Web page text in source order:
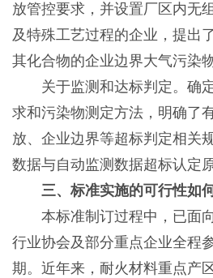
放管控要求，并设置厂区内无
及特殊工艺过程的企业，提出
其化合物的企业边界大气污染
关于监测和达标判定。确
求和污染物测定方法，明确了
放、企业边界等超标判定相关
数据与自动监测数据超标认定原
三、标准实施的可行性如
本标准制订过程中，已面向
行业协会及部分重点企业全程
期。近年来，耐火材料重点产